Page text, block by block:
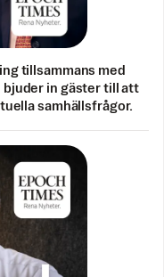
tillsammans med
bjuder in gäster till att
samhällsfrågor.